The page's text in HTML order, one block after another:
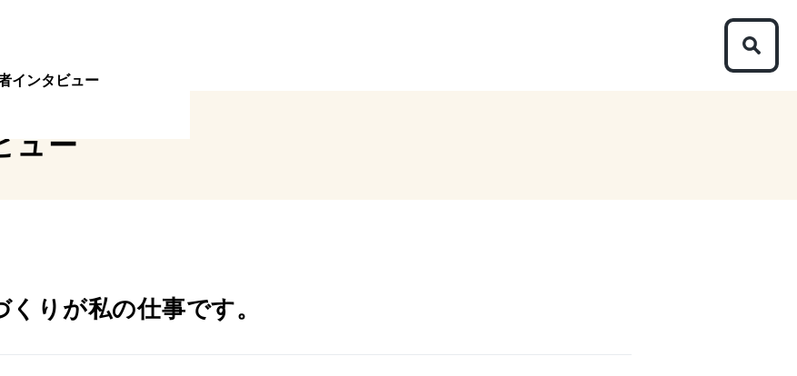
インタビュー
ュー
りが私の仕事です。